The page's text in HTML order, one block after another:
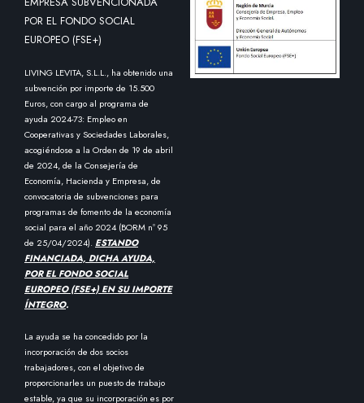
POR EL FONDO SOCIAL
EUROPEO (FSE+)
LIVING LEVITA, S.L.L., ha obtenido una
subvención por importe de 15.500
Euros, con cargo al programa de
ayuda 2024-73: Empleo en
Cooperativas y Sociedades Laborales,
acogiéndose a la Orden de 19 de abril
de 2024, de la Consejería de
Economía, Hacienda y Empresa, de
convocatoria de subvenciones para
programas de fomento de la economía
social para el año 2024 (BORM nº 95
de 25/04/2024). ESTANDO
FINANCIADA, DICHA AYUDA,
POR EL FONDO SOCIAL
EUROPEO (FSE+) EN SU IMPORTE
ÍNTEGRO.
La ayuda se ha concedido por la
incorporación de dos socios
trabajadores, con el objetivo de
proporcionarles un puesto de trabajo
estable, ya que su incorporación es por